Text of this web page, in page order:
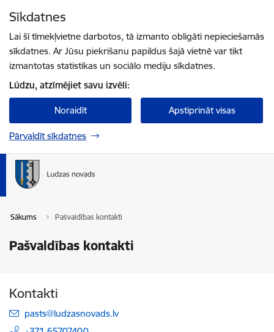
Sīkdatnes
Lai šī tīmekļvietne darbotos, tā izmanto obligāti nepieciešamās
sīkdatnes. Ar Jūsu piekrišanu papildus šajā vietnē var tikt
izmantotas statistikas un sociālo mediju sīkdatnes.
Lūdzu, atzīmējiet savu izvēli:
Noraidīt Apstiprināt visas
Pārvaldīt sīkdatnes
Sākums Pašvaldības kontakti
Pašvaldības kontakti
Kontakti
E-pasts:
pasts@ludzasnovads.lv